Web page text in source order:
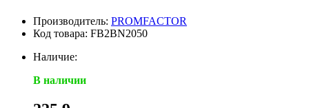
Производитель: PROMFACTOR
Код товара: FB2BN2050
Наличие:
В наличии